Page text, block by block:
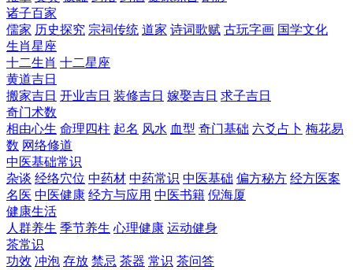
诸子百家
儒家 历史探究 宗祠传统 道家 诗词歌赋 古玩字画 国学文化
生肖星座
十二生肖 十二星座
黄道吉日
搬家吉日 开业吉日 装修吉日 嫁娶吉日 求子吉日
奇门术数
相由心生 命理四柱 起名 风水 血型 奇门基础 六爻占卜 梅花易
数 网络修道
中医基础常识
杂谈 经络穴位 中药材 中药常识 中医基础 偏方秘方 经方医案
名医 中医健康 经方与应用 中医书籍 倪海厦
健康生活
人群养生 季节养生 心理健康 运动健身
茶常识
功效 冲泡 存放 禁忌 茶器 常识 茶问答